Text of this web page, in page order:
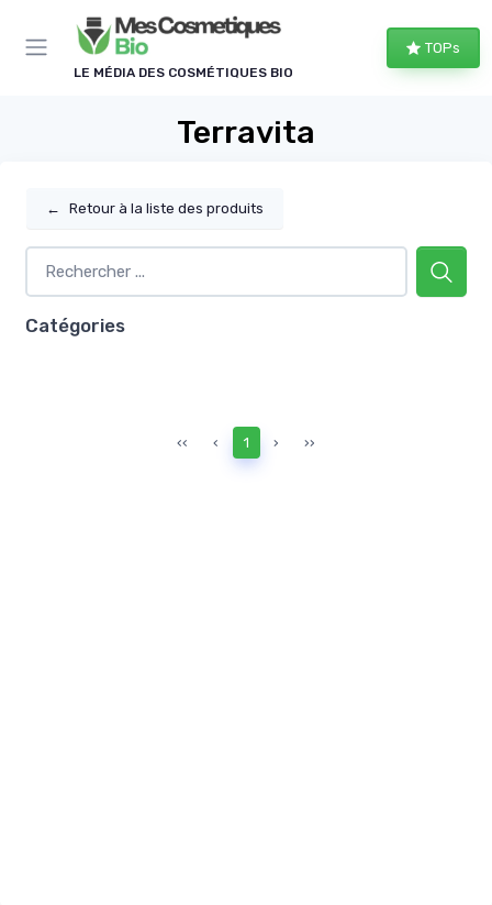
LE MÉDIA DES COSMÉTIQUES BIO
TOPs
Terravita
← Retour à la liste des produits
Catégories
‹‹ ‹ 1 › ››
Panneau de gestion des cookies